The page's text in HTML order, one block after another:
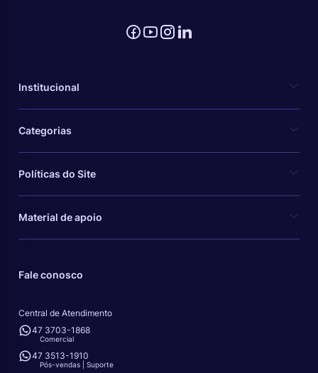
Institucional
Categorias
Políticas do Site
Material de apoio
Fale conosco
Central de Atendimento
47 3703-1868
Comercial
47 3513-1910
Pós-vendas | Suporte